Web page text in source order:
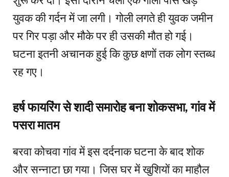
युवक की गर्दन में जा लगी। गोली लगते ही युवक जमीन
पर गिर पड़ा और मौके पर ही उसकी मौत हो गई।
घटना इतनी अचानक हुई कि कुछ क्षणों तक लोग स्तब्ध
रह गए।
हर्ष फायरिंग से शादी समारोह बना शोकसभा, गांव में
पसरा मातम
बरवा कोचवा गांव में इस दर्दनाक घटना के बाद शोक
और सन्नाटा छा गया। जिस घर में खुशियों का माहौल